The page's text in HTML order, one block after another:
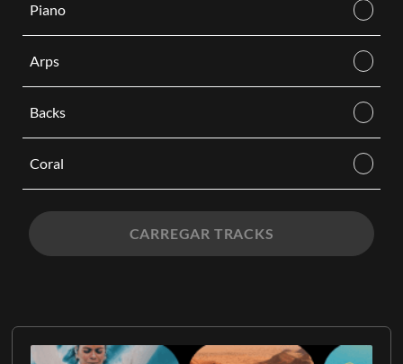
Piano
Arps
Backs
Coral
CARREGAR TRACKS